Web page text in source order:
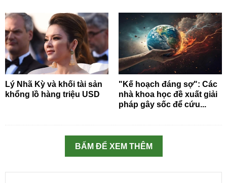
Lý Nhã Kỳ và khối tài sản
khổng lồ hàng triệu USD
"Kế hoạch đáng sợ": Các
nhà khoa học đề xuất giải
pháp gây sốc để cứu...
BẤM ĐỂ XEM THÊM